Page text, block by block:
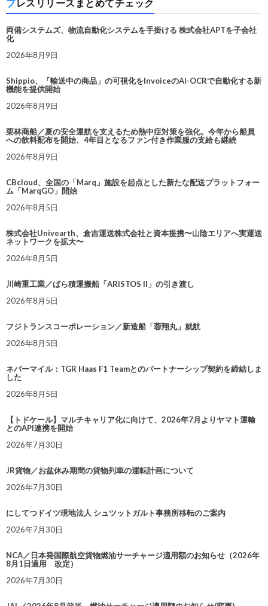
プレスリリースまとめてチェック
両備システムズ、物流自動化システムを手掛ける 株式会社APTを子会社
化
2026年8月9日
Shippio、「輸送中の商品」の可視化をInvoiceのAI-OCRで自動化する新
機能を提供開始
2026年8月9日
栗林商船／夏の安全運航を支えるため熱中症対策を強化。今年から船員
への飲料配布を開始、4年目となるファン付き作業服の支給も継続
2026年8月9日
CBcloud、全国の「Marq」施設を起点とした新たな配送プラットフォー
ム「MarqGO」開始
2026年8月5日
株式会社Univearth、倉吉運送株式会社と資本提携〜山陰エリアへ実運送
ネットワークを拡大〜
2026年8月5日
川崎重工業／ばら積運搬船「ARISTOS II」の引き渡し
2026年8月5日
フジトランスコーポレーション／新造船「蓉翔丸」就航
2026年8月5日
ネバーマイル：TGR Haas F1 Teamとのパートナーシップ契約を締結しま
した
2026年8月5日
【トドケール】マルチキャリア化に向けて、2026年7月よりヤマト運輸
とのAPI連携を開始
2026年7月30日
JR貨物／お盆休み期間の貨物列車の運転計画について
2026年7月30日
にしてつドイツ現地法人 シュツットガルト事務所移転のご案内
2026年7月30日
NCA／日本発国際航空貨物燃油サーチャージ適用額のお知らせ（2026年
8月1日適用 改定）
2026年7月30日